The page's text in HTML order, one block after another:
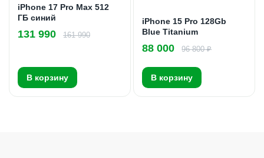
iPhone 17 Pro Max 512
ГБ синий
131 990 161 990
В корзину
iPhone 15 Pro 128Gb
Blue Titanium
88 000 96 800 ₽
В корзину